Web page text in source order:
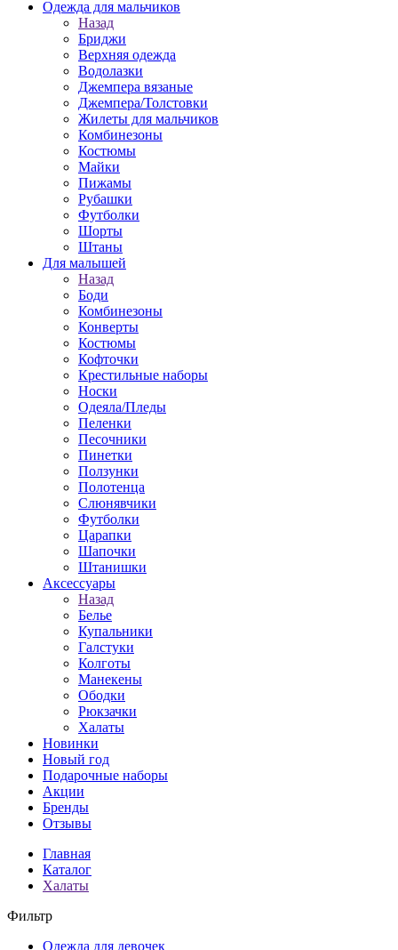
Одежда для мальчиков
Назад
Бриджи
Верхняя одежда
Водолазки
Джемпера вязаные
Джемпера/Толстовки
Жилеты для мальчиков
Комбинезоны
Костюмы
Майки
Пижамы
Рубашки
Футболки
Шорты
Штаны
Для малышей
Назад
Боди
Комбинезоны
Конверты
Костюмы
Кофточки
Крестильные наборы
Носки
Одеяла/Пледы
Пеленки
Песочники
Пинетки
Ползунки
Полотенца
Слюнявчики
Футболки
Царапки
Шапочки
Штанишки
Аксессуары
Назад
Белье
Купальники
Галстуки
Колготы
Манекены
Ободки
Рюкзачки
Халаты
Новинки
Новый год
Подарочные наборы
Акции
Бренды
Отзывы
Главная
Каталог
Халаты
Фильтр
Одежда для девочек